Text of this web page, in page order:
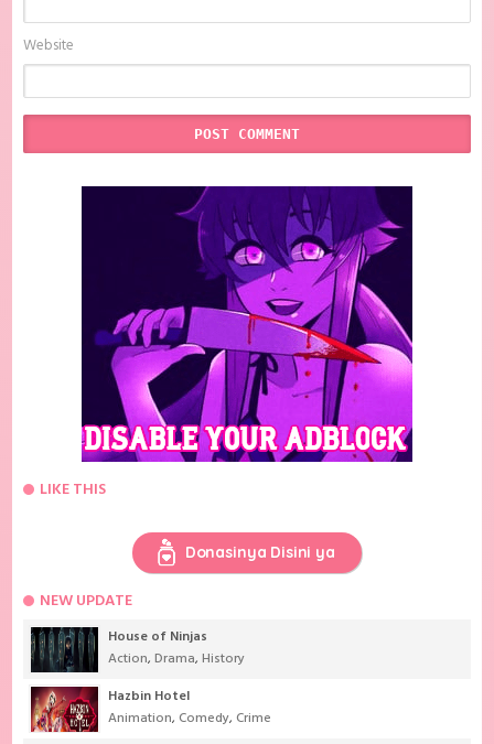
Website
LIKE THIS
Donasinya Disini ya
NEW UPDATE
House of Ninjas
Action,Drama,History
Hazbin Hotel
Animation, Comedy, Crime